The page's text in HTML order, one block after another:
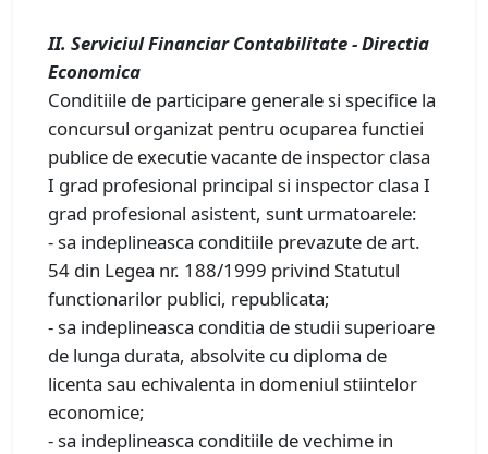
II. Serviciul Financiar Contabilitate - Directia
Economica
Conditiile de participare generale si specifice la
concursul organizat pentru ocuparea functiei
publice de executie vacante de inspector clasa
I grad profesional principal si inspector clasa I
grad profesional asistent, sunt urmatoarele:
- sa indeplineasca conditiile prevazute de art.
54 din Legea nr. 188/1999 privind Statutul
functionarilor publici, republicata;
- sa indeplineasca conditia de studii superioare
de lunga durata, absolvite cu diploma de
licenta sau echivalenta in domeniul stiintelor
economice;
- sa indeplineasca conditiile de vechime in